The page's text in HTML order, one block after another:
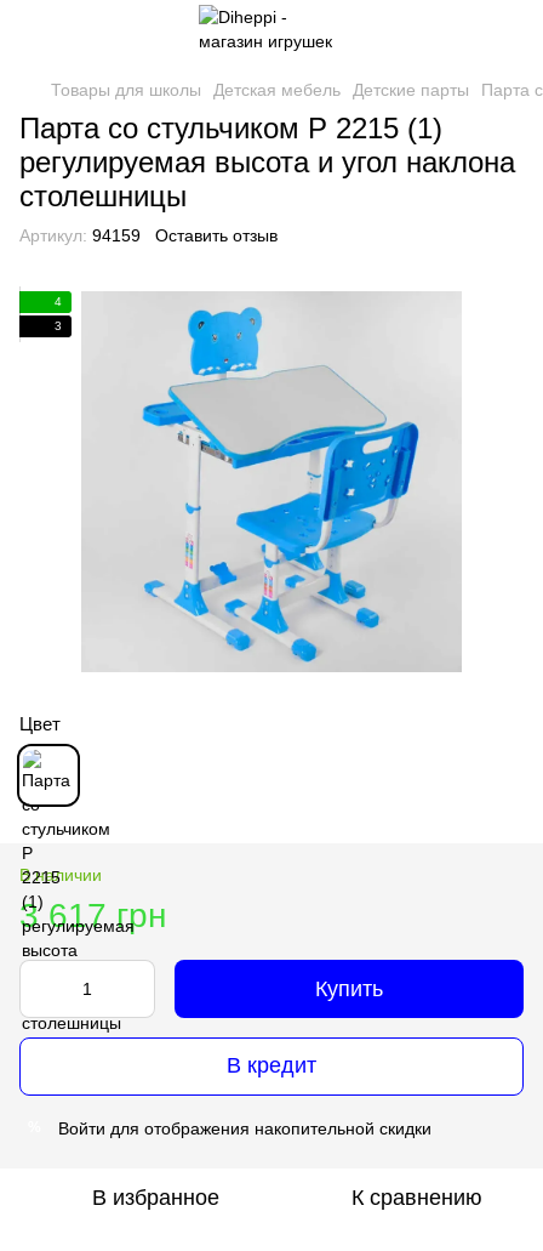
Товары для школы Детская мебель Детские парты Парта
Парта со стульчиком P 2215 (1)
регулируемая высота и угол наклона
столешницы
Артикул: 94159 Оставить отзыв
4
3
Цвет
В наличии
3 617 грн
Купить
В кредит
Войти для отображения накопительной скидки
В избранное К сравнению